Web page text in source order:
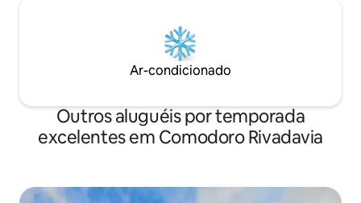
Ar-condicionado
Outros aluguéis por temporada
excelentes em Comodoro Rivadavia